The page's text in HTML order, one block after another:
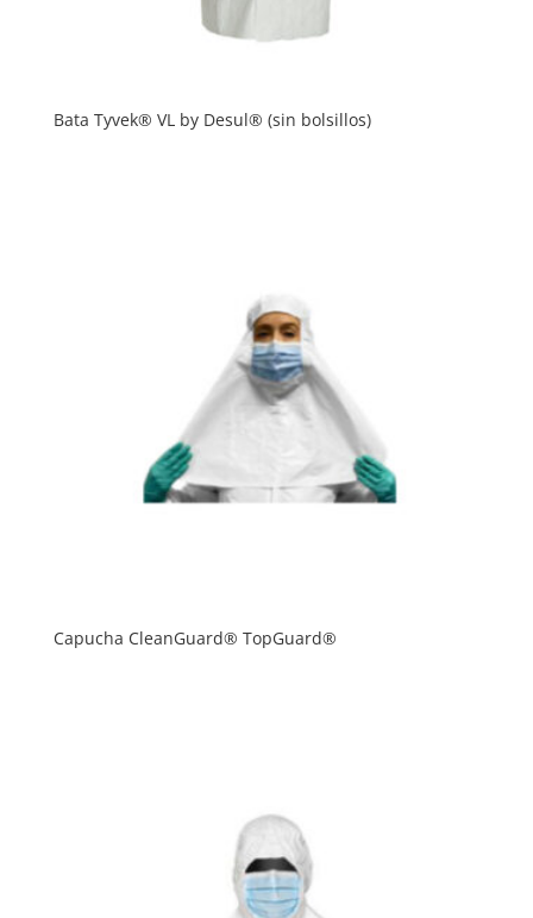
Bata Tyvek® VL by Desul® (sin bolsillos)
Capucha CleanGuard® TopGuard®